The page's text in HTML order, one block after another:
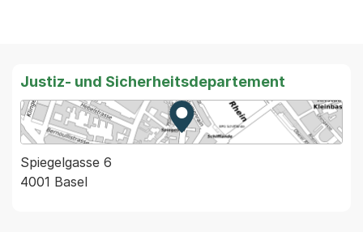
Justiz- und Sicherheitsdepartement
Zur Karte von MapBS.
Externer Link, wird in einem
Spiegelgasse 6
4001 Basel